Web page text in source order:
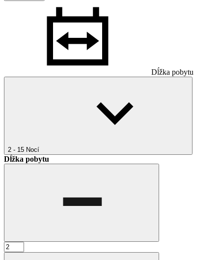
Dĺžka pobytu
2 - 15 Nocí
Dĺžka pobytu